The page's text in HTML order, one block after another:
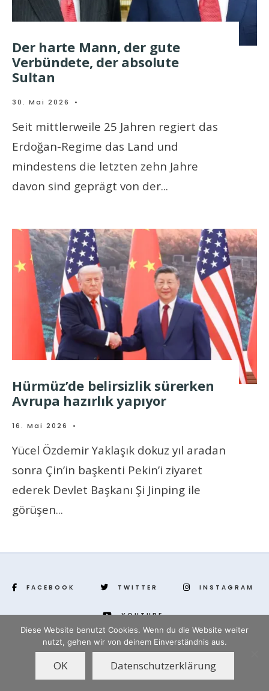
Der harte Mann, der gute
Verbündete, der absolute
Sultan
30. Mai 2026 •
Seit mittlerweile 25 Jahren regiert das
Erdoğan-Regime das Land und
mindestens die letzten zehn Jahre
davon sind geprägt von der...
Hürmüz’de belirsizlik sürerken
Avrupa hazırlık yapıyor
16. Mai 2026 •
Yücel Özdemir Yaklaşık dokuz yıl aradan
sonra Çin’in başkenti Pekin’i ziyaret
ederek Devlet Başkanı Şi Jinping ile
görüşen...
FACEBOOK TWITTER INSTAGRAM
YOUTUBE
www.yenihayat.de
Diese Website benutzt Cookies. Wenn du die Website weiter
nutzt, gehen wir von deinem Einverständnis aus.
OK Datenschutzerklärung